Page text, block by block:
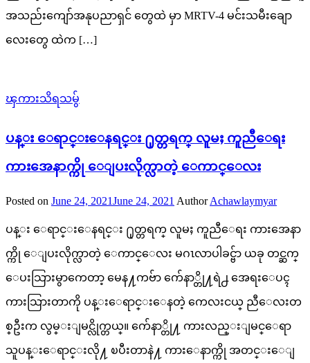
အသည်းကျော်အနုပညာရှင် တွေထဲ မှာ MRTV-4 မင်းသမီးချော
လေးတွေ ထဲက […]
ၾကားသိရသမွ်
ပန္း ေရာင္းေနရင္း ႐ုတ္တရက္ လူမႈ ကူညီေရး
ကားအေနာက္ကို ေျပးလိုက္လာတဲ့ ေကာင္ေလး
Posted on June 24, 2021June 24, 2021 Author Achawlaymyar
ပန္း ေရာင္းေနရင္း ႐ုတ္တရက္ လူမႈ ကူညီေရး ကားအေနာ
က္ကို ေျပးလိုက္လာတဲ့ ေကာင္ေလး မဂၤလာပါခင္ဗ်ာ ယခု တင္ဆက္ ​
ေပးသြားမွာကေတာ့ မေန႔ကဗ်ာ က်ေနာ္တို႔ရဲ႕ အေရးေပၚ
ကားသြားတာကို ပန္းေရာင္းေနတဲ့ ကေလးငယ္ ညီေလးတ
စ္ဦးက လွမ္းျမင္လိုက္တယ္။ က်ေနာ္တို႔ ကားလည္းျမင္ေရာ
သူပန္းေရာင္းလို႔ ၿပီးတာနဲ႔ ကားေနာက္ကို အတင္းေျ